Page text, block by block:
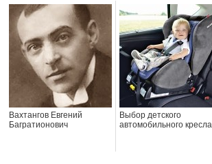
Вахтангов Евгений
Багратионович
Выбор детского
автомобильного кресла